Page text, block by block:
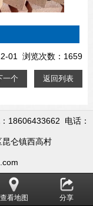
01 浏览次数：1659
一个 返回列表
18606433662 电话：
仑镇西高村
查看地图 分享